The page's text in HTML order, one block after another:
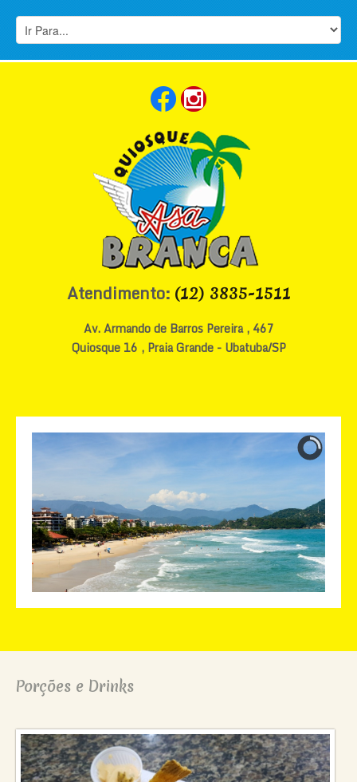
Atendimento: (12) 3835-1511
Av. Armando de Barros Pereira , 467
Quiosque 16 , Praia Grande - Ubatuba/SP
Porções e Drinks